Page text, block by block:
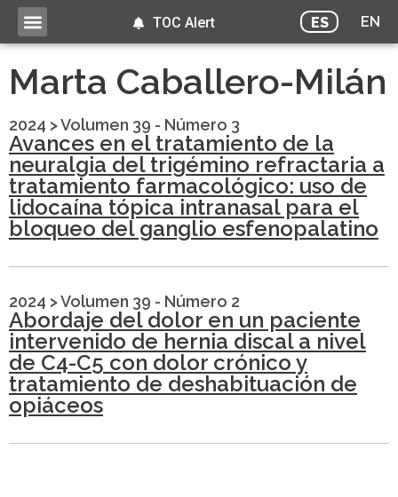
ES EN
TOC Alert
Marta Caballero-Milán
2024 >Volumen 39 - Número 3
Avances en el tratamiento de la
neuralgia del trigémino refractaria a
tratamiento farmacológico: uso de
lidocaína tópica intranasal para el
bloqueo del ganglio esfenopalatino
2024 >Volumen 39 - Número 2
Abordaje del dolor en un paciente
intervenido de hernia discal a nivel
de C4-C5 con dolor crónico y
tratamiento de deshabituación de
opiáceos